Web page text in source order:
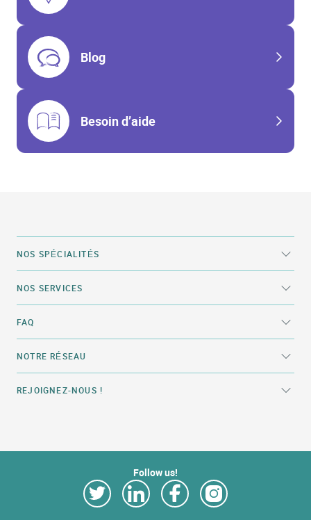
Blog
Besoin d’aide
NOS SPÉCIALITÉS
NOS SERVICES
FAQ
NOTRE RÉSEAU
REJOIGNEZ-NOUS !
Follow us!